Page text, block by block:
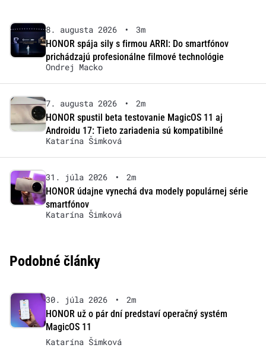
8. augusta 2026 •
3m
HONOR spája sily s firmou ARRI: Do smartfónov
prichádzajú profesionálne filmové technológie
Ondrej Macko
7. augusta 2026 •
2m
HONOR spustil beta testovanie MagicOS 11 aj
Androidu 17: Tieto zariadenia sú kompatibilné
Katarína Šimková
31. júla 2026 •
2m
HONOR údajne vynechá dva modely populárnej série
smartfónov
Katarína Šimková
Podobné články
30. júla 2026 •
2m
HONOR už o pár dní predstaví operačný systém
MagicOS 11
Katarína Šimková